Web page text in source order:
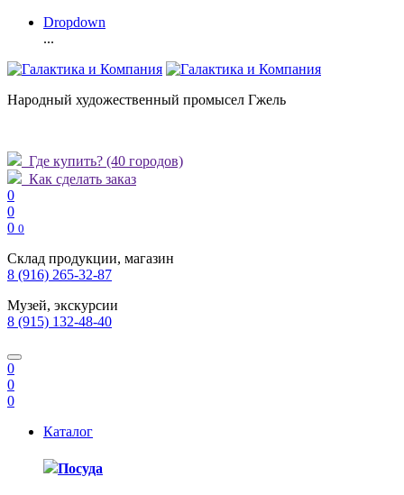
Dropdown
...
Народный художественный промысел Гжель
Где купить? (40 городов)
Как сделать заказ
0
0
0 0
Склад продукции, магазин
8 (916) 265-32-87
Музей, экскурсии
8 (915) 132-48-40
0
0
0
Каталог
Посуда